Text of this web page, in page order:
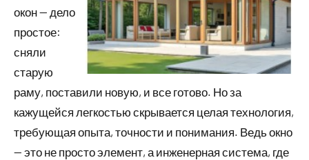
окон — дело
простое:
сняли
старую
раму, поставили новую, и все готово. Но за
кажущейся легкостью скрывается целая технология,
требующая опыта, точности и понимания. Ведь окно
— это не просто элемент, а инженерная система, где